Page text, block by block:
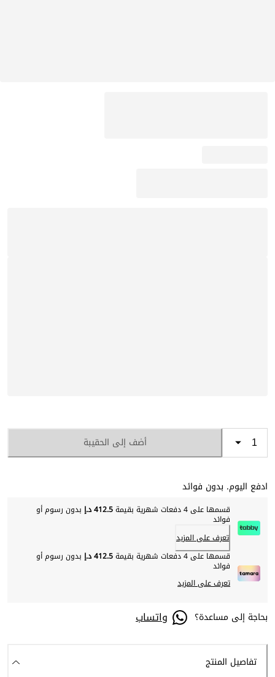
أضف إلى الحقيبة
ادفع اليوم. بدون فوائد
قسمها على 4 دفعات شهرية بقيمة 412.5 د.إ بدون رسوم أو
فوائد
تعرف على المزيد
قسمها على 4 دفعات شهرية بقيمة
412.5 د.إ بدون رسوم أو
فوائد
تعرف على المزيد
بحاجة إلى مساعدة؟ واتساب
تفاصيل المنتج